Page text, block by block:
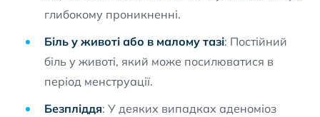
глибокому проникненні.
Біль у животі або в малому тазі: Постійний
біль у животі, який може посилюватися в
період менструації.
Безпліддя: У деяких випадках аденоміоз